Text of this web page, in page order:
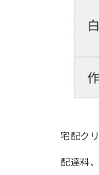
宅配ク
配達料